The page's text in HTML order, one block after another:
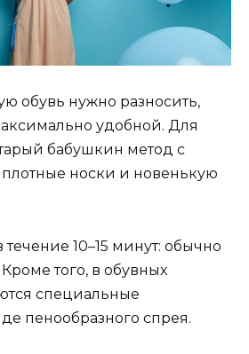
обувь нужно разносить,
удобной. Для
бабушкин метод с
носки и новенькую
10–15 минут: обычно
Кроме того, в обувных
специальные
пенообразного спрея.